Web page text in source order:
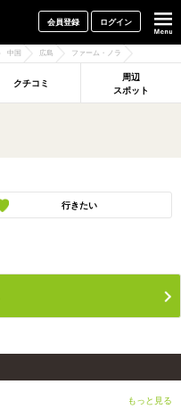
会員登録 ログイン
中国 広島 ファーム・ノラ
クチコミ
周辺
スポット
行きたい
もっと見る